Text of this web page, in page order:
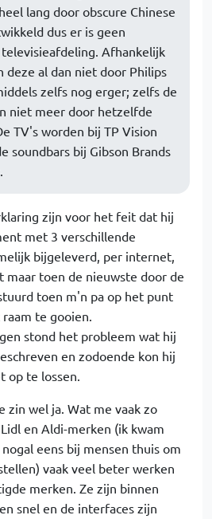
lang door obscure Chinese
dus er is geen
Afhankelijk
deze al dan niet door Philips
zelfs nog erger; zelfs de
niet meer door hetzelfde
TV's worden bij TP Vision
soundbars bij Gibson Brands
zijn voor het feit dat hij
met 3 verschillende
bijgeleverd, per internet,
maar toen de nieuwste door de
toen m'n pa op het punt
te gooien.
stond het probleem wat hij
en zodoende kon hij
op te lossen.
zin wel ja. Wat me vaak zo
en Aldi-merken (ik kwam
eens bij mensen thuis om
vaak veel beter werken
merken. Ze zijn binnen
snel en de interfaces zijn